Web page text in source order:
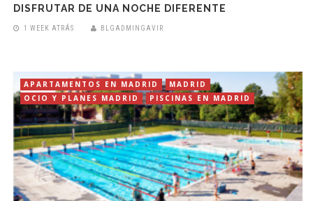
DISFRUTAR DE UNA NOCHE DIFERENTE
1 WEEK ATRÁS BLGADMINGAVIR
APARTAMENTOS EN MADRID
MADRID
OCIO Y PLANES MADRID
PISCINAS EN MADRID